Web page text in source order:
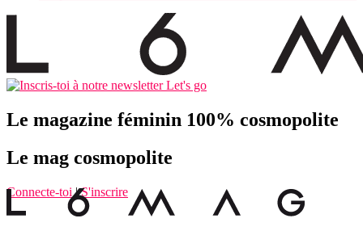
Let's go
Le magazine féminin 100% cosmopolite
Le mag cosmopolite
Connecte-toi|S'inscrire